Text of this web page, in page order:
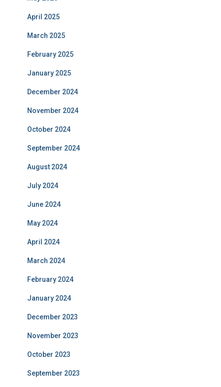
April 2025
March 2025
February 2025
January 2025
December 2024
November 2024
October 2024
September 2024
August 2024
July 2024
June 2024
May 2024
April 2024
March 2024
February 2024
January 2024
December 2023
November 2023
October 2023
September 2023